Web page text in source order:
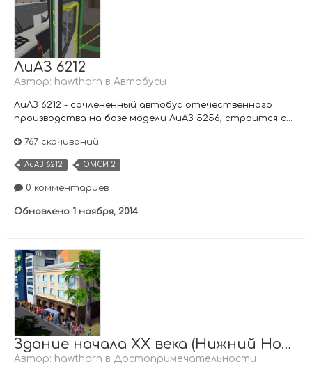
ЛиАЗ 6212
Автор: hawthorn в Автобусы
ЛиАЗ 6212 - сочленённый автобус отечественного
производства на базе модели ЛиАЗ 5256, строится с...
767 скачиваний
ЛиАЗ 6212 ОМСИ 2
0 комментариев
Обновлено 1 ноября, 2014
Здание начала XX века (Нижний Новгород)
Автор: hawthorn в Достопримечательности